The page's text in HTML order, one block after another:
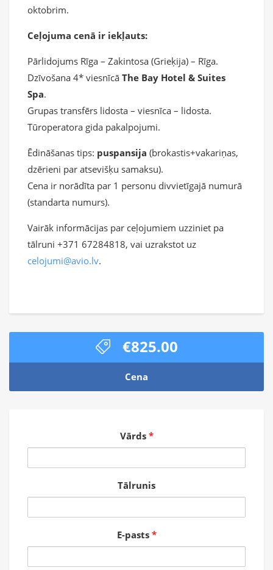
oktobrim.
Ceļojuma cenā ir iekļauts:
Pārlidojums Rīga – Zakintosa (Grieķija) – Rīga.
Dzīvošana 4* viesnīcā The Bay Hotel & Suites
Spa.
Grupas transfērs lidosta – viesnīca – lidosta.
Tūroperatora gida pakalpojumi.
Ēdināšanas tips: puspansija (brokastis+vakariņas,
dzērieni par atsevišķu samaksu).
Cena ir norādīta par 1 personu divvietīgajā numurā
(standarta numurs).
Vairāk informācijas par ceļojumiem uzziniet pa
tālruni +371 67284818, vai uzrakstot uz
celojumi@avio.lv.
€825.00
Cena
Vārds *
Tālrunis
E-pasts *